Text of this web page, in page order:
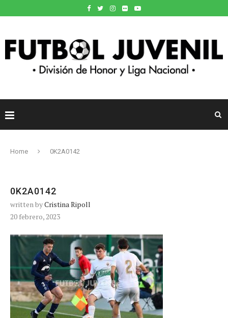
Home 0K2A0142
0K2A0142
written byCristina Ripoll
20 febrero, 2023